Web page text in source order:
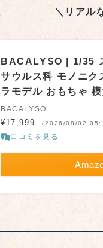
＼リアル
BACALYSO | 1/35
サウルス科 モノニ
ラモデル おもちゃ
BACALYSO
¥17,999 （2026/08/02
口コミを見る